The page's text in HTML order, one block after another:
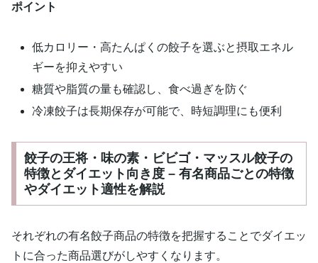
ポイント
低カロリー・高たんぱくの餃子を選ぶと摂取エネル
ギーを抑えやすい
糖質や脂質の量も確認し、食べ過ぎを防ぐ
冷凍餃子は長期保存が可能で、時短調理にも便利
餃子の王将・味の素・ビビゴ・マッスル餃子の
特徴とダイエット向き度 – 有名商品ごとの特徴
やダイエット適性を解説
それぞれの有名餃子商品の特徴を把握することでダイエッ
トに合った商品選びがしやすくなります。